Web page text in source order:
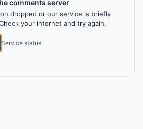
comments server
dropped or our service is briefly
your internet and try again.
Service status